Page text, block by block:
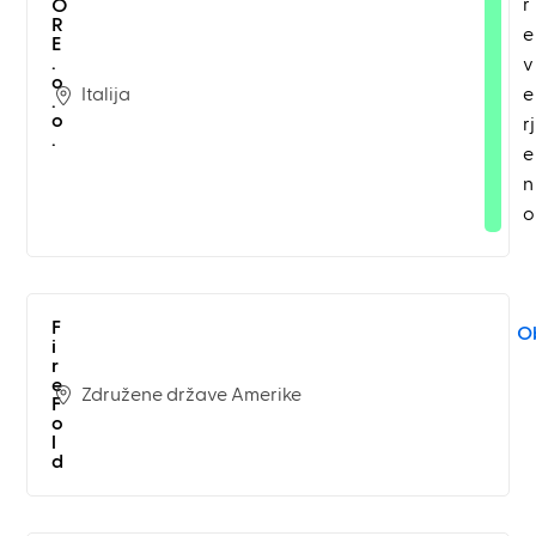
O
R
E
.
o
.
o
.
Italija
r
e
v
e
rj
e
n
o
F
i
r
e
F
o
d
Združene države Amerike